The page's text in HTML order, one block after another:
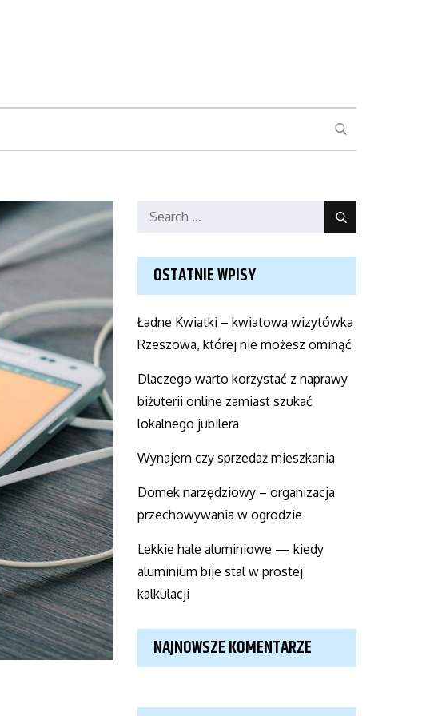
SEARCH
Search
Search
OSTATNIE WPISY
Ładne Kwiatki – kwiatowa wizytówka
Rzeszowa, której nie możesz ominąć
Dlaczego warto korzystać z naprawy
biżuterii online zamiast szukać
lokalnego jubilera
Wynajem czy sprzedaż mieszkania
Domek narzędziowy – organizacja
przechowywania w ogrodzie
Lekkie hale aluminiowe — kiedy
aluminium bije stal w prostej
kalkulacji
NAJNOWSZE KOMENTARZE